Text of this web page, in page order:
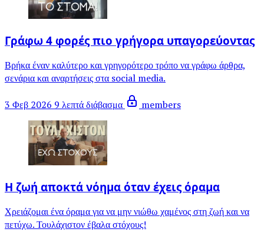
Γράφω 4 φορές πιο γρήγορα υπαγορεύοντας
Βρήκα έναν καλύτερο και γρηγορότερο τρόπο να γράφω άρθρα,
σενάρια και αναρτήσεις στα social media.
3 Φεβ 2026 9 λεπτά διάβασμα members
Η ζωή αποκτά νόημα όταν έχεις όραμα
Χρειάζομαι ένα όραμα για να μην νιώθω χαμένος στη ζωή και να
πετύχω. Τουλάχιστον έβαλα στόχους!